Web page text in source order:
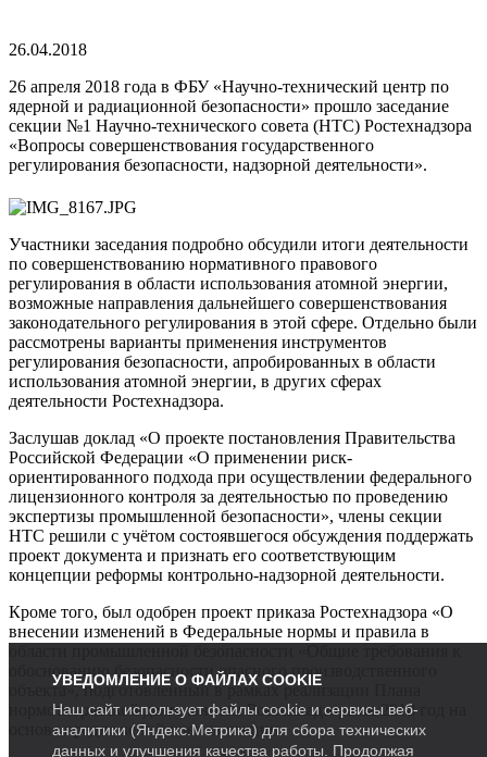
26.04.2018
26 апреля 2018 года в ФБУ «Научно-технический центр по
ядерной и радиационной безопасности» прошло заседание
секции №1 Научно-технического совета (НТС) Ростехнадзора
«Вопросы совершенствования государственного
регулирования безопасности, надзорной деятельности».
Участники заседания подробно обсудили итоги деятельности
по совершенствованию нормативного правового
регулирования в области использования атомной энергии,
возможные направления дальнейшего совершенствования
законодательного регулирования в этой сфере. Отдельно были
рассмотрены варианты применения инструментов
регулирования безопасности, апробированных в области
использования атомной энергии, в других сферах
деятельности Ростехнадзора.
Заслушав доклад «О проекте постановления Правительства
Российской Федерации «О применении риск-
ориентированного подхода при осуществлении федерального
лицензионного контроля за деятельностью по проведению
экспертизы промышленной безопасности», члены секции
НТС решили с учётом состоявшегося обсуждения поддержать
проект документа и признать его соответствующим
концепции реформы контрольно-надзорной деятельности.
Кроме того, был одобрен проект приказа Ростехнадзора «О
внесении изменений в Федеральные нормы и правила в
обоснованию безопасности опасного производственного
объекта», подготовленный в рамках реализации Плана
нормотворческой деятельности Ростехнадзора на 2018 год на
основе предложений членов секции.
УВЕДОМЛЕНИЕ О ФАЙЛАХ COOKIE
Наш сайт использует файлы cookie и сервисы веб-
аналитики (Яндекс.Метрика) для сбора технических
данных и улучшения качества работы. Продолжая